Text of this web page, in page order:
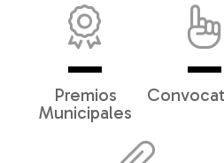
Premios
Municipales